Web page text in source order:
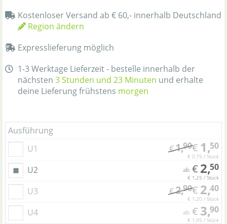
Kostenloser Versand ab € 60,- innerhalb Deutschland
Region ändern
Expresslieferung möglich
1-3 Werktage Lieferzeit - bestelle innerhalb der
nächsten 3 Stunden und 23 Minuten und erhalte
deine Lieferung frühstens morgen
Ausführung
U1
€1,90€ 1,50
€ 0,75 / Stück
U2 ab € 2,50
€ 1,25 / Stück
U3 €2,90€ 2,40
€ 1,20 / Stück
U4 ab € 3,90
€ 1,95 / Stück